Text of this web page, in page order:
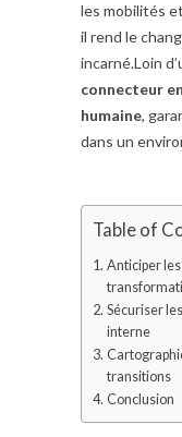
les mobilités
il rend le
incarné.Loin
connecteur
humaine,
dans un
Table of
Anticiper
Sécuriser
interne
transitions
Conclusion